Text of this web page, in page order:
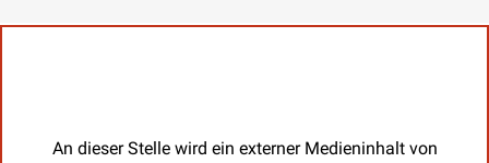
An dieser Stelle wird ein externer Medieninhalt von